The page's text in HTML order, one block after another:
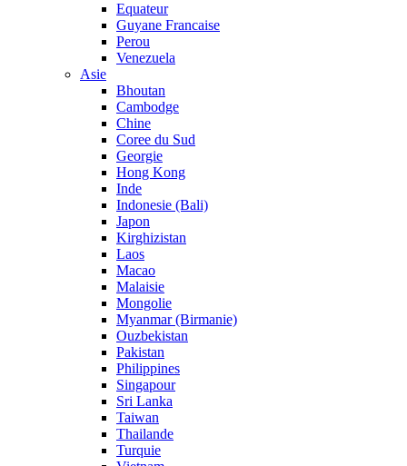
Equateur
Guyane Francaise
Perou
Venezuela
Asie
Bhoutan
Cambodge
Chine
Coree du Sud
Georgie
Hong Kong
Inde
Indonesie (Bali)
Japon
Kirghizistan
Laos
Macao
Malaisie
Mongolie
Myanmar (Birmanie)
Ouzbekistan
Pakistan
Philippines
Singapour
Sri Lanka
Taiwan
Thailande
Turquie